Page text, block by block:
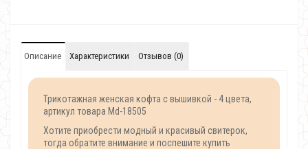
Описание Характеристики Отзывов (0)
Трикотажная женская кофта с вышивкой - 4 цвета,
артикул товара Md-18505
Хотите приобрести модный и красивый свитерок,
тогда обратите внимание и поспешите купить